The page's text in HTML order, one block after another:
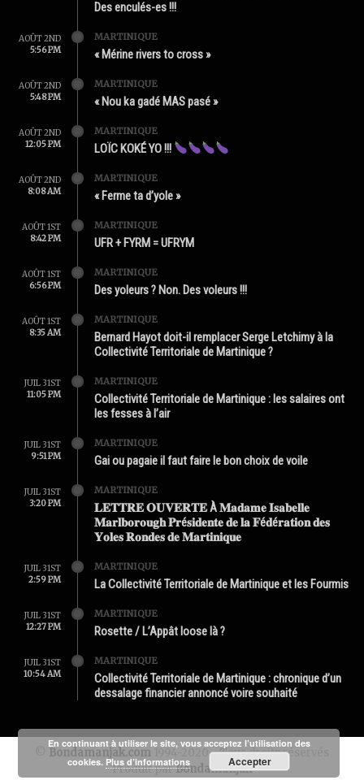
Des enculés-es !!!
AOÛT 2ND
5:56 PM
MARTINIQUE
« Mérine rivers to cross »
AOÛT 2ND
5:48 PM
MARTINIQUE
« Nou ka gadé MAS pasé »
AOÛT 2ND
12:05 PM
MARTINIQUE
LOÏC KOKÉ YO !!!
AOÛT 2ND
8:08 AM
MARTINIQUE
« Ferme ta d’yole »
AOÛT 1ST
8:42 PM
MARTINIQUE
UFR + FYRM = UFRYM
AOÛT 1ST
6:56 PM
MARTINIQUE
Des yoleurs ? Non. Des voleurs !!!
AOÛT 1ST
8:35 AM
MARTINIQUE
Bernard Hayot doit-il remplacer Serge Letchimy à la
Collectivité Territoriale de Martinique ?
JUIL 31ST
11:05 PM
MARTINIQUE
Collectivité Territoriale de Martinique : les salaires ont
les fesses à l’air
JUIL 31ST
9:51 PM
MARTINIQUE
Gai ou pagaie il faut faire le bon choix de voile
JUIL 31ST
3:20 PM
MARTINIQUE
𝐋𝐄𝐓𝐓𝐑𝐄 𝐎𝐔𝐕𝐄𝐑𝐓𝐄 À 𝐌𝐚𝐝𝐚𝐦𝐞 𝐈𝐬𝐚𝐛𝐞𝐥𝐥𝐞
𝐌𝐚𝐫𝐥𝐛𝐨𝐫𝐨𝐮𝐠𝐡 𝐏𝐫é𝐬𝐢𝐝𝐞𝐧𝐭𝐞 𝐝𝐞 𝐥𝐚 𝐅é𝐝é𝐫𝐚𝐭𝐢𝐨𝐧 𝐝𝐞𝐬
𝐘𝐨𝐥𝐞𝐬 𝐑𝐨𝐧𝐝𝐞𝐬 𝐝𝐞 𝐌𝐚𝐫𝐭𝐢𝐧𝐢𝐪𝐮𝐞
JUIL 31ST
2:59 PM
MARTINIQUE
La Collectivité Territoriale de Martinique et les Fourmis
JUIL 31ST
12:27 PM
MARTINIQUE
Rosette / L’Appât loose là ?
JUIL 31ST
10:54 AM
MARTINIQUE
Collectivité Territoriale de Martinique : chronique d’un
dessalage financier annoncé voire souhaité
Bondamanjak.com 1994-2020 - Tous droits réservés
Produit parBondamanjak
En continuant à utiliser le site, vous acceptez l’utilisation des
cookies. Plus d’informations Accepter